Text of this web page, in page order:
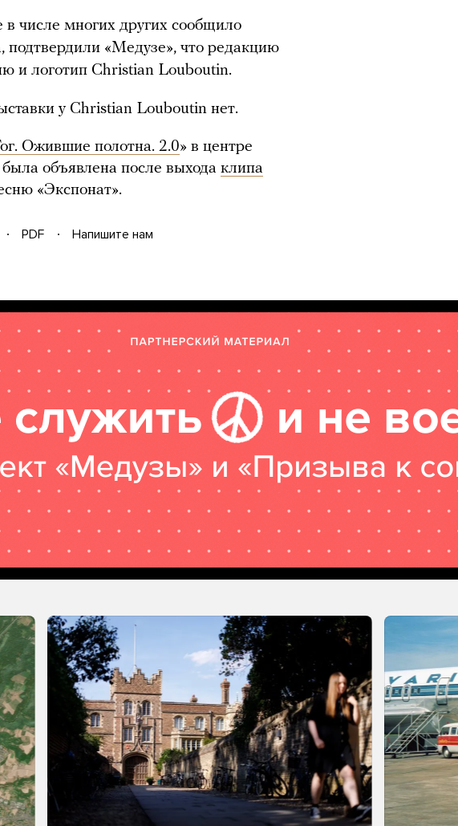
числе многих других сообщило
подтвердили «Медузе», что редакцию
и логотип Christian Louboutin.
у Christian Louboutin нет.
Ожившие полотна. 2.0» в центре
объявлена после выхода клипа
«Экспонат».
PDF
Напишите нам